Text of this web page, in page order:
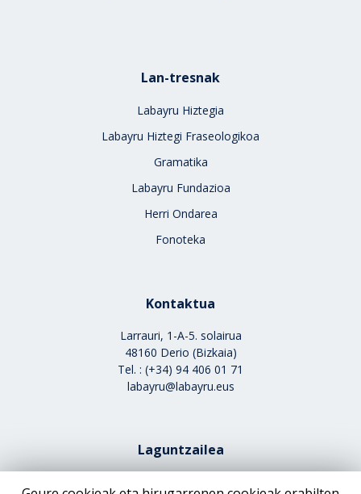
Lan-tresnak
Labayru Hiztegia
Labayru Hiztegi Fraseologikoa
Gramatika
Labayru Fundazioa
Herri Ondarea
Fonoteka
Kontaktua
Larrauri, 1-A-5. solairua
48160 Derio (Bizkaia)
Tel. : (+34) 94 406 01 71
labayru@labayru.eus
Laguntzailea